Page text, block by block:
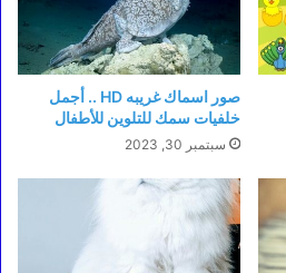
صور اسماك غريبه HD .. أجمل
خلفيات سمك للتلوين للأطفال
سبتمبر 30, 2023